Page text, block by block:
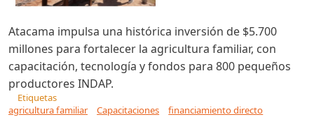
Atacama impulsa una histórica inversión de $5.700
millones para fortalecer la agricultura familiar, con
capacitación, tecnología y fondos para 800 pequeños
productores INDAP.
Etiquetas
agricultura familiar
Capacitaciones financiamiento directo